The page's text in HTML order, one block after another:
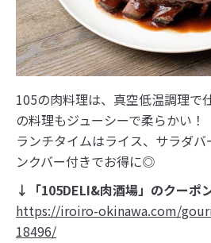
105の肉料理は、真空低温調理で
の料理もジューシーで柔らかい！
ランチタイムはライス、サラダ
ンクバー付きでお得に◎
↓「105DELI&肉酒場」のクーポ
https://iroiro-okinawa.com/
18496/